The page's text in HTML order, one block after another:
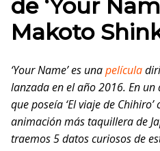
de ‘Your
Makoto
‘Your Name’ es unapelícula
lanzada en el año 2016. En
que poseía ‘El viaje de
animación más taquillera de
traemos 5 datos curiosos de